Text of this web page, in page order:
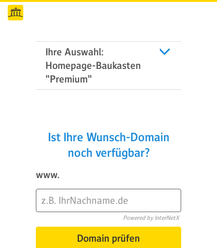
Ihre Auswahl:
Homepage-Baukasten
"Premium"
Ist Ihre Wunsch-Domain
noch verfügbar?
www.
Powered by InterNetX
Domain prüfen